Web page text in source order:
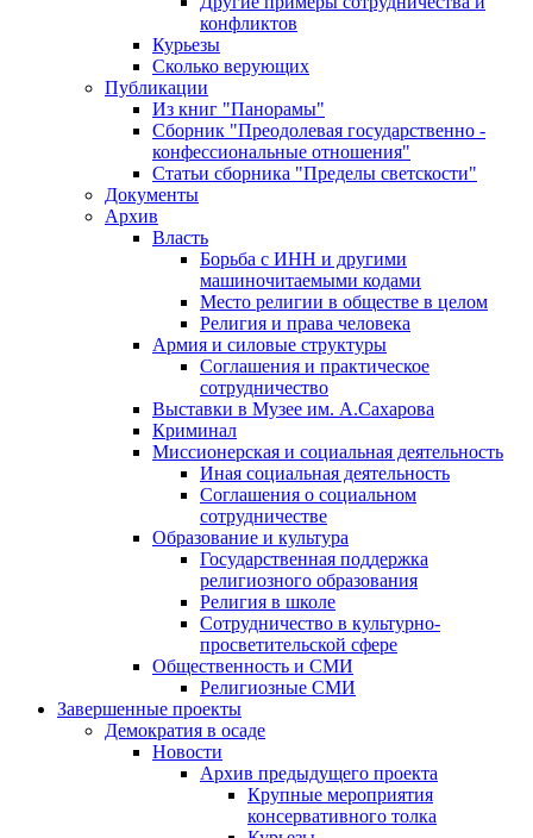
конфликтов
Курьезы
Сколько верующих
Публикации
Из книг "Панорамы"
Сборник "Преодолевая государственно -
конфессиональные отношения"
Статьи сборника "Пределы светскости"
Документы
Архив
Власть
Борьба с ИНН и другими
машиночитаемыми кодами
Место религии в обществе в целом
Религия и права человека
Армия и силовые структуры
Соглашения и практическое
сотрудничество
Выставки в Музее им. А.Сахарова
Криминал
Миссионерская и социальная деятельность
Иная социальная деятельность
Соглашения о социальном
сотрудничестве
Образование и культура
Государственная поддержка
религиозного образования
Религия в школе
Сотрудничество в культурно-
просветительской сфере
Общественность и СМИ
Религиозные СМИ
Завершенные проекты
Демократия в осаде
Новости
Архив предыдущего проекта
Крупные мероприятия
консервативного толка